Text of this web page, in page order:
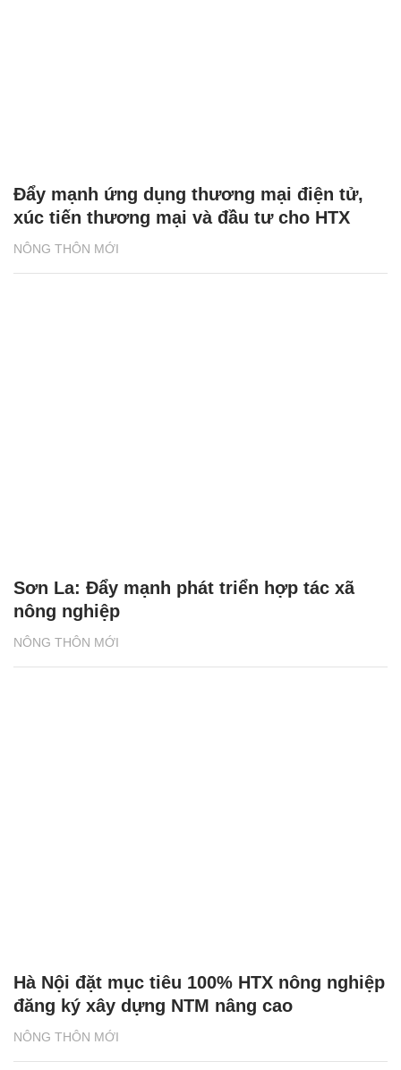
NÔNG THÔN MỚI
Đẩy mạnh ứng dụng thương mại điện tử,
xúc tiến thương mại và đầu tư cho HTX
NÔNG THÔN MỚI
Sơn La: Đẩy mạnh phát triển hợp tác xã
nông nghiệp
NÔNG THÔN MỚI
Hà Nội đặt mục tiêu 100% HTX nông nghiệp
đăng ký xây dựng NTM nâng cao